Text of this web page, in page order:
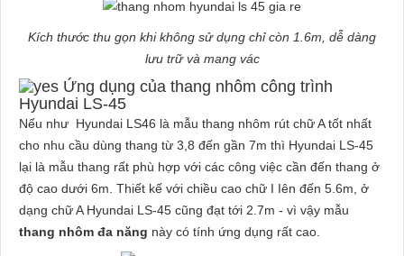
Kích thước thu gọn khi không sử dụng chỉ còn 1.6m, dễ dàng
lưu trữ và mang vác
Ứng dụng của thang nhôm công trình
Hyundai LS-45
Nếu như Hyundai LS46 là mẫu thang nhôm rút chữ A tốt nhất
cho nhu cầu dùng thang từ 3,8 đến gần 7m thì Hyundai LS-45
lại là mẫu thang rất phù hợp với các công việc cần đến thang ở
độ cao dưới 6m. Thiết kế với chiều cao chữ I Iên đến 5.6m, ở
dạng chữ A Hyundai LS-45 cũng đạt tới 2.7m - vì vậy mẫu
thang nhôm đa năng này có tính ứng dụng rất cao.